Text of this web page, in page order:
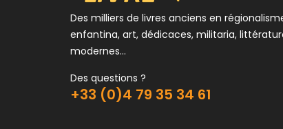
Des milliers de livres anciens en
enfantina, art, dédicaces, militaria,
modernes...
Des questions ?
+33 (0)4 79 35 34 61